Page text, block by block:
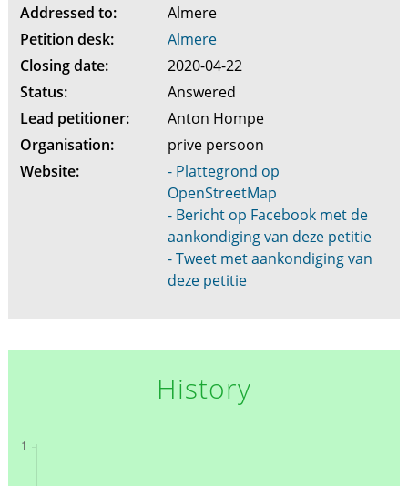
Addressed to:
Almere
Petition desk:
Almere
Closing date:
2020-04-22
Status:
Answered
Lead petitioner:
Anton Hompe
Organisation:
prive persoon
Website:
- Plattegrond op
OpenStreetMap
- Bericht op Facebook met de
aankondiging van deze petitie
- Tweet met aankondiging van
deze petitie
History